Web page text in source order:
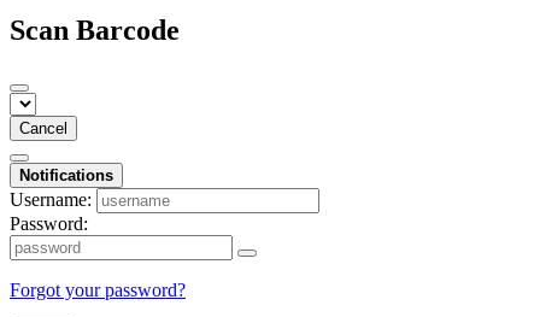
Scan Barcode
Cancel
Notifications
Username:
Password:
Forgot your password?